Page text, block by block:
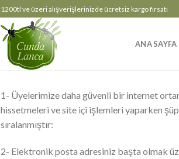
1200tl ve üzeri alışverişlerinizde ücretsiz kargo fırsatı
ANA SAYFA
1- Üyelerimize daha güvenli bir internet
hissetmeleri ve site içi işlemleri yaparken
sıralanmıştır:
2- Elektronik posta adresiniz başta olmak